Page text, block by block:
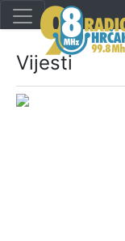
Vijesti